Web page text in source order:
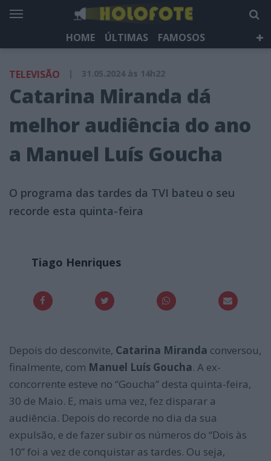
HOME ÚLTIMAS
FAMOSOS
HOLOFOTE TV
NEWSLETTER
TELEVISÃO | 31.05.2024 às 14h22
Catarina Miranda dá
melhor audiência do ano
a Manuel Luís Goucha
O programa das tardes da TVI bateu o seu
recorde esta quinta-feira
Tiago Henriques
Depois do desconvite, Catarina Miranda conversou,
finalmente, com Manuel Luís Goucha. A ex-
concorrente esteve no “Goucha” desta quinta-feira,
30 de Maio. E, mais uma vez, fez disparar a
audiência. Depois do recorde no dia da sua
expulsão, e de fazer subir os números do “Dois às
10” foi a vez de conquistar as tardes. Ou seja,